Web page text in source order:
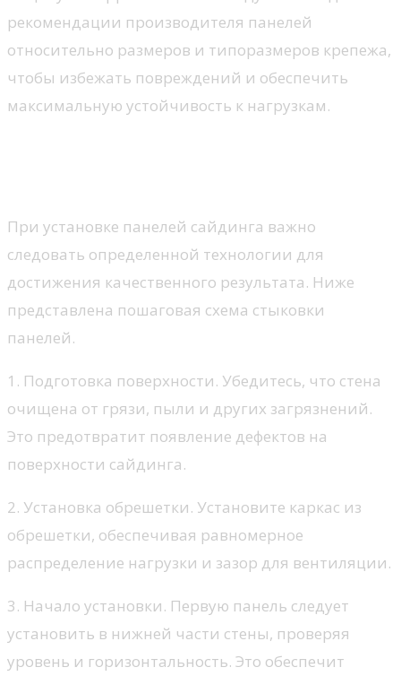
рекомендации производителя панелей
относительно размеров и типоразмеров крепежа,
чтобы избежать повреждений и обеспечить
максимальную устойчивость к нагрузкам.
При установке панелей сайдинга важно
следовать определенной технологии для
достижения качественного результата. Ниже
представлена пошаговая схема стыковки
панелей.
1. Подготовка поверхности. Убедитесь, что стена
очищена от грязи, пыли и других загрязнений.
Это предотвратит появление дефектов на
поверхности сайдинга.
2. Установка обрешетки. Установите каркас из
обрешетки, обеспечивая равномерное
распределение нагрузки и зазор для вентиляции.
3. Начало установки. Первую панель следует
установить в нижней части стены, проверяя
уровень и горизонтальность. Это обеспечит